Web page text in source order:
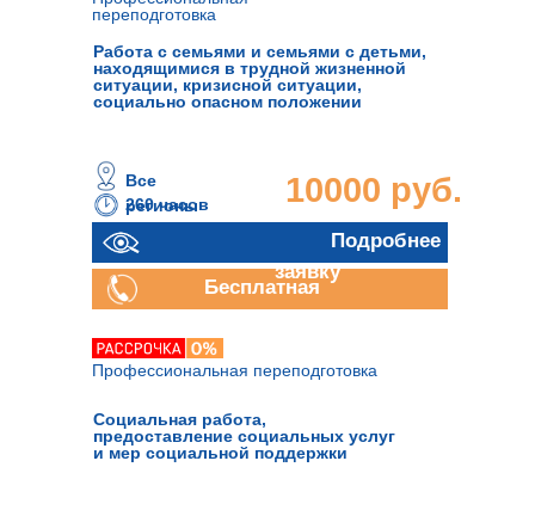
Профессиональная переподготовка
Социальная работа,
предоставление социальных услуг
и мер социальной поддержки
переподготовка
260 часов 10000 руб.
Отправить
заявку
Все
регионы
Подробнее
Бесплатная
Работа с семьями и семьями с детьми,
находящимися в трудной жизненной
ситуации, кризисной ситуации,
социально опасном положении